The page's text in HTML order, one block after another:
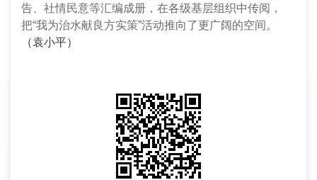
告、社情民意等汇编成册，在各级基层组织中传阅，
把“我为治水献良方实策”活动推向了更广阔的空间。
（袁小平）